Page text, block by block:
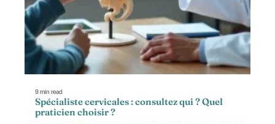
9 min read
Spécialiste cervicales : consultez qui ? Quel
praticien choisir ?